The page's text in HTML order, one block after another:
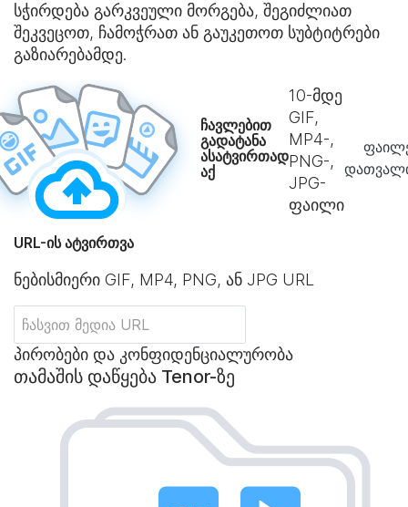
სჭირდება გარკვეული მორგება, შეგიძლიათ
შეკვეცოთ, ჩამოჭრათ ან გაუკეთოთ სუბტიტრები
გაზიარებამდე.
ჩავლებით
გადატანა
ასატვირთად
აქ
10-მდე
GIF,
MP4-,
PNG-,
JPG-
ფაილი
URL-ის ატვირთვა
ნებისმიერი GIF, MP4, PNG, ან JPG URL
პირობები და კონფიდენციალურობა
თამაშის დაწყება Tenor-ზე